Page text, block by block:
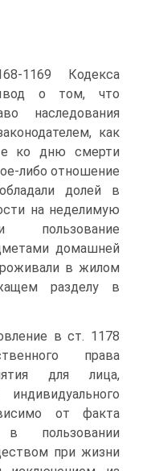
1169 Кодекса
о том, что
наследования
как
ко дню смерти
либо отношение
долей в
на неделимую
пользование
домашней
в жилом
разделу в
в ст. 1178
права
для лица,
от факта
в пользовании
при жизни